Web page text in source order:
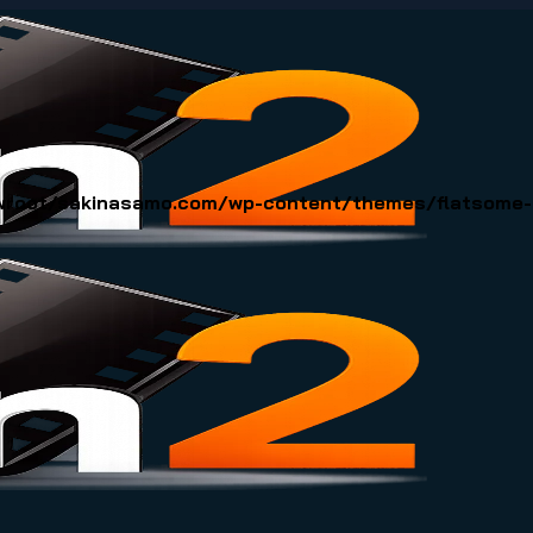
sakinasamo.com/wp-content/themes/